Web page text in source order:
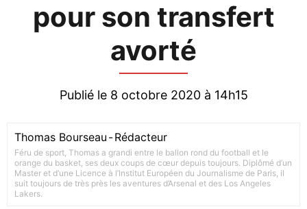
pour son transfert
avorté
Publié le 8 octobre 2020 à 14h15
Thomas Bourseau -Rédacteur
Féru de sport, Thomas a grandi entre le ballon rond du football et le
orange du basket, ses deux coups de cœur depuis toujours. Diplômé d’un
Master et d’une Licence à l’Institut Européen du Journalisme de Paris, il
suit toujours de très près les aventures d’Arsenal et des Los Angeles
Lakers.